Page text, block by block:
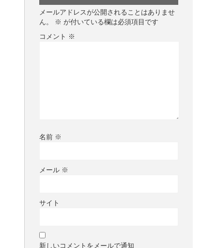
メールアドレスが公開されることはありませ
ん。
※ が付いている欄は必須項目です
コメント ※
名前 ※
メール ※
サイト
新しいコメントをメールで通知